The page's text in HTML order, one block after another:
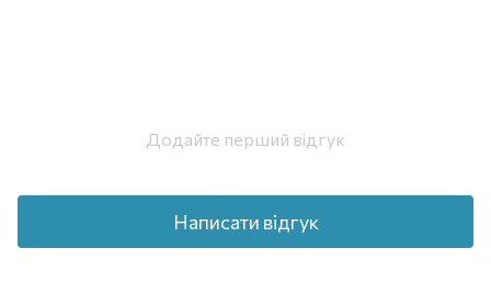
Додайте перший відгук
Написати відгук